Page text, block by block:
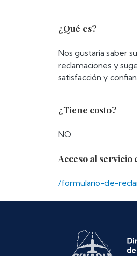
¿Qué es?
Nos gustaría saber
reclamaciones y
satisfacción y
¿Tiene costo?
NO
Acceso al servicio
/formulario-de-